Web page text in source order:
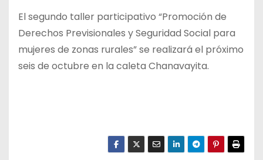
El segundo taller participativo “Promoción de
Derechos Previsionales y Seguridad Social para
mujeres de zonas rurales” se realizará el próximo
seis de octubre en la caleta Chanavayita.